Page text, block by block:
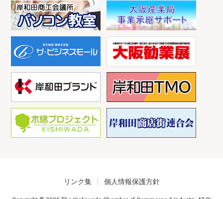
リンク集 個人情報保護方針